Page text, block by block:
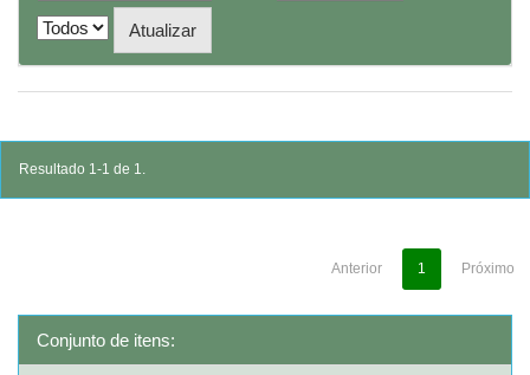
Resultado 1-1 de 1.
Anterior 1 Próximo
Conjunto de itens: